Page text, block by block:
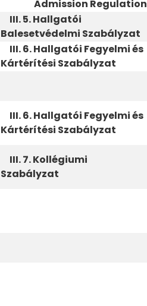
Admission Regulation
III. 5. Hallgatói
Balesetvédelmi Szabályzat
III. 6. Hallgatói Fegyelmi és
Kártérítési Szabályzat
III. 6. Hallgatói Fegyelmi és
Kártérítési Szabályzat
III. 7. Kollégiumi
Szabályzat